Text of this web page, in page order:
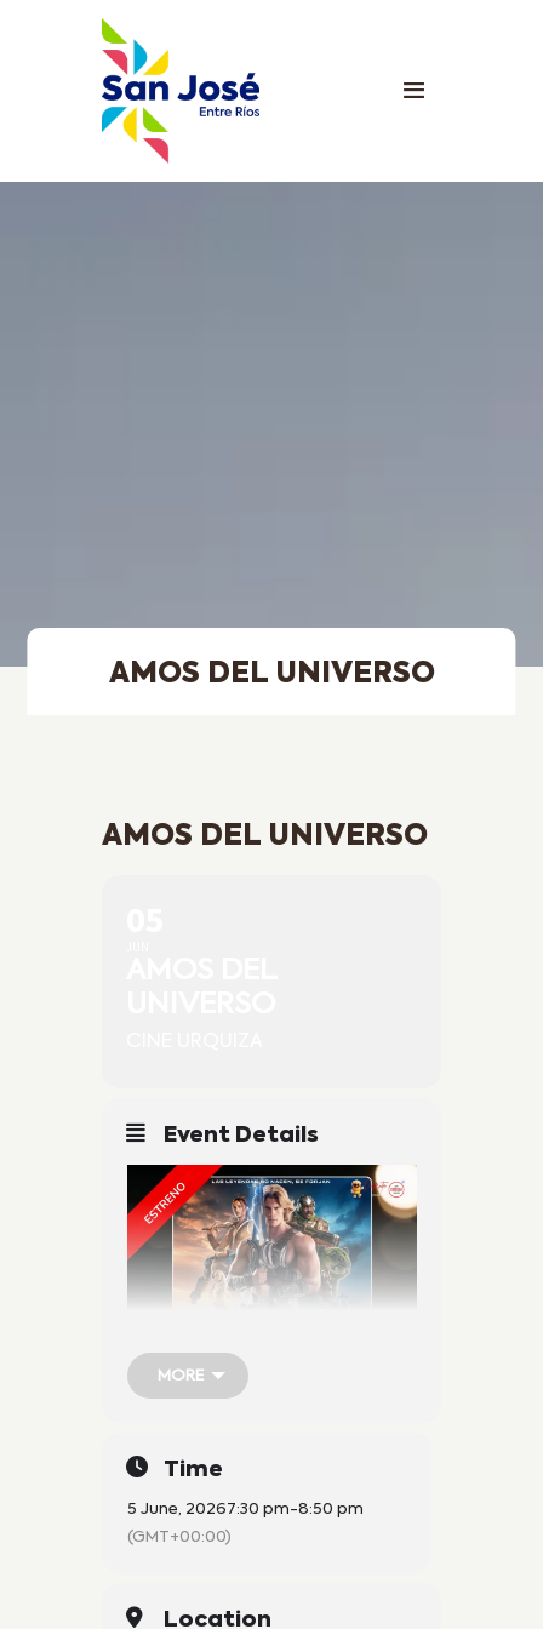
AMOS DEL UNIVERSO
AMOS DEL UNIVERSO
Event Details
boletería.
MORE
Time
5 June, 20267:30 pm-8:50 pm
(GMT+00:00)
Location